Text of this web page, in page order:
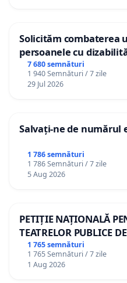
Solicităm combaterea
persoanele cu
7 680 semnături
1 940 Semnături / 7 zile
29 Jul 2026
Salvați-ne de numărul
1 786 semnături
1 786 Semnături / 7 zile
5 Aug 2026
PETIȚIE NAȚIONALĂ
TEATRELOR PUBLICE
ROMÂNIA
1 765 semnături
1 765 Semnături / 7 zile
1 Aug 2026